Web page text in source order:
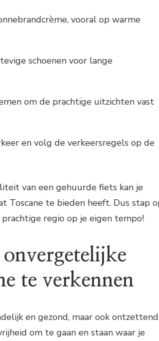
vooral op warme
schoenen voor lange
om de prachtige uitzichten vast
en volg de verkeersregels op de
van een gehuurde fiets kan je
Toscane te bieden heeft. Dus stap
regio op je eigen tempo!
te verkennen
en gezond, maar ook ontzettend
om te gaan en staan waar je